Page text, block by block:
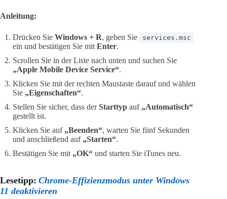
Anleitung:
Drücken Sie Windows + R, geben Sie services.msc
ein und bestätigen Sie mit Enter.
Scrollen Sie in der Liste nach unten und suchen Sie
„Apple Mobile Device Service“.
Klicken Sie mit der rechten Maustaste darauf und wählen
Sie „Eigenschaften“.
Stellen Sie sicher, dass derStarttyp auf „Automatisch“
gestellt ist.
Klicken Sie auf „Beenden“, warten Sie fünf Sekunden
und anschließend auf „Starten“.
Bestätigen Sie mit „OK“ und starten Sie iTunes neu.
Lesetipp: Chrome-Effizienzmodus unter Windows
11 deaktivieren